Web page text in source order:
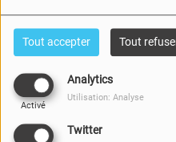
Tout accepter Tout
Analytics
Activé
Utilisation: Analyse
Twitter
01 JUILLET 2023
vive